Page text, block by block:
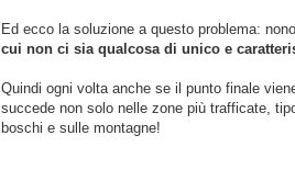
Ed ecco la soluzione a questo problema:
cui non ci sia qualcosa di unico e
Quindi ogni volta anche se il punto finale
succede non solo nelle zone più trafficate,
boschi e sulle montagne!